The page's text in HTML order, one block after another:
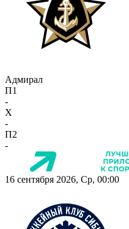
Адмирал
П1
-
X
-
П2
-
16 сентября 2026, Ср, 00:00